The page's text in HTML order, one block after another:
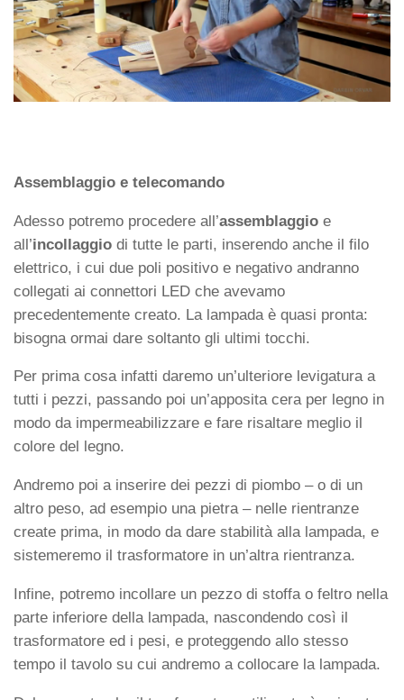
Assemblaggio e telecomando
Adesso potremo procedere all’assemblaggio e
all’incollaggio di tutte le parti, inserendo anche il filo
elettrico, i cui due poli positivo e negativo andranno
collegati ai connettori LED che avevamo
precedentemente creato. La lampada è quasi pronta:
bisogna ormai dare soltanto gli ultimi tocchi.
Per prima cosa infatti daremo un’ulteriore levigatura a
tutti i pezzi, passando poi un’apposita cera per legno in
modo da impermeabilizzare e fare risaltare meglio il
colore del legno.
Andremo poi a inserire dei pezzi di piombo – o di un
altro peso, ad esempio una pietra – nelle rientranze
create prima, in modo da dare stabilità alla lampada, e
sistemeremo il trasformatore in un’altra rientranza.
Infine, potremo incollare un pezzo di stoffa o feltro nella
parte inferiore della lampada, nascondendo così il
trasformatore ed i pesi, e proteggendo allo stesso
tempo il tavolo su cui andremo a collocare la lampada.